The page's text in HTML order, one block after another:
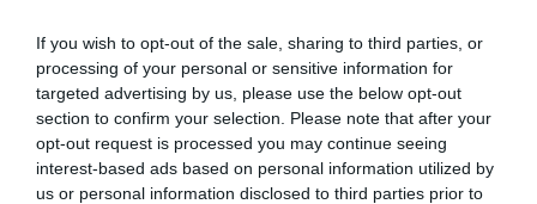
If you wish to opt-out of the sale, sharing to third parties, or
processing of your personal or sensitive information for
targeted advertising by us, please use the below opt-out
section to confirm your selection. Please note that after your
opt-out request is processed you may continue seeing
interest-based ads based on personal information utilized by
us or personal information disclosed to third parties prior to
Sistema Radio Bisecur Hormann